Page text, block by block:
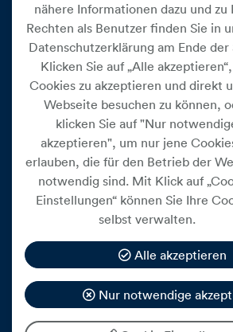
Cookie Einstellungen
Datenschutz
Impressum
Widerrufsbelehrung
Medienfreiheitsgesetz
Barrierefreiheitserklärung
Hinweisgeberschutz
Mein Konto
nähere Informationen dazu und zu
Rechten als Benutzer finden Sie in
Datenschutzerklärung am Ende der
Klicken Sie auf „Alle
Cookies zu akzeptieren und direkt
Webseite besuchen zu können,
klicken Sie auf "Nur
akzeptieren", um nur jene
erlauben, die für den Betrieb der
notwendig sind. Mit Klick auf
Einstellungen“ können Sie Ihre
selbst verwalten.
Alle akzeptieren
Nur notwendige